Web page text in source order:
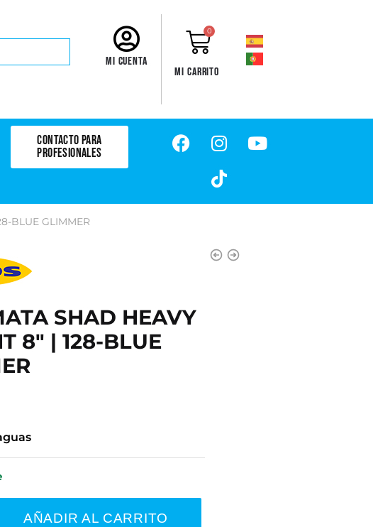
Mi cuenta
0
Mi carrito
CONTACTO PARA
PROFESIONALES
BLUE GLIMMER
SHAD HEAVY
8" | 128-BLUE
AÑADIR AL CARRITO